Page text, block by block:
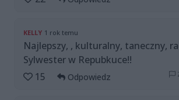
KELLY 1 rok temu
Najlepszy, , kulturalny, taneczny,
Sylwester w Repubkuce!!
15
Odpowiedz